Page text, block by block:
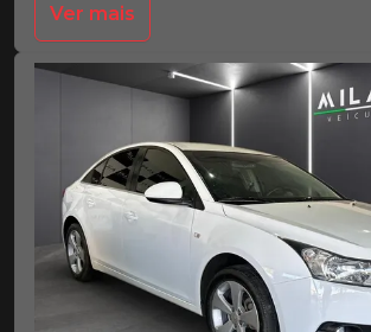
Ver mais